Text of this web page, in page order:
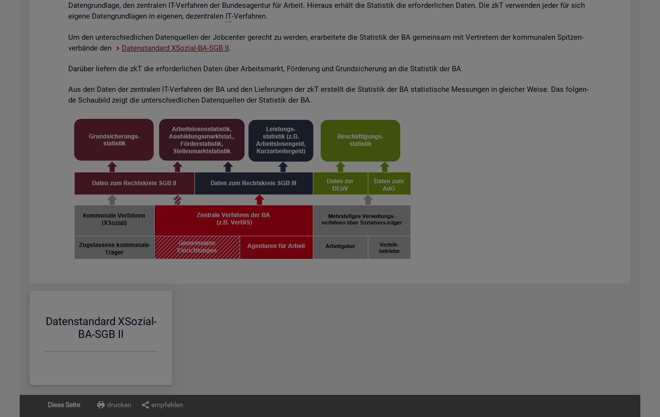
Da­ten­grund­la­ge, den zen­tra­len IT-Ver­fah­ren der Bun­des­agen­tur für Ar­beit. Hier­aus er­hält die Sta­tis­tik die er­for­der­li­chen Daten. Die zkT ver­wen­den jeder für sich
ei­ge­ne Da­ten­grund­la­gen in ei­ge­nen, de­zen­tra­len IT-Ver­fah­ren.
Um den un­ter­schied­li­chen Da­ten­quel­len der Job­cen­ter ge­recht zu wer­den, er­ar­bei­te­te die Sta­tis­tik der BA ge­mein­sam mit Ver­tre­tern der kom­mu­na­len Spit­zen­
ver­bän­de den
Da­ten­stan­dard XSo­zi­al-BA-SGB II.
Dar­über lie­fern die zkT die er­for­der­li­chen Daten über Ar­beits­markt, För­de­rung und Grund­si­che­rung an die Sta­tis­tik der BA.
Aus den Daten der zen­tra­len IT-Ver­fah­ren der BA und den Lie­fe­run­gen der zkT er­stellt die Sta­tis­tik der BA sta­tis­ti­sche Mes­sun­gen in glei­cher Weise. Das fol­gen­
de Schau­bild zeigt die un­ter­schied­li­chen Da­ten­quel­len der Sta­tis­tik der BA.
Da­ten­stan­dard XSo­zi­al-
BA-SGB II
Diese Seite drucken empfehlen